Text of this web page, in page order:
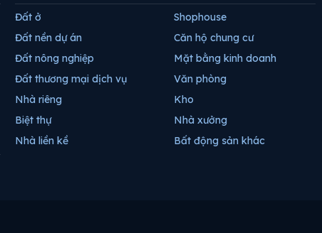
Đất ở
Đất nền dự án
Đất nông nghiệp
Đất thương mại dịch vụ
Nhà riêng
Biệt thự
Nhà liền kề
Shophouse
Căn hộ chung cư
Mặt bằng kinh doanh
Văn phòng
Kho
Nhà xưởng
Bất động sản khác